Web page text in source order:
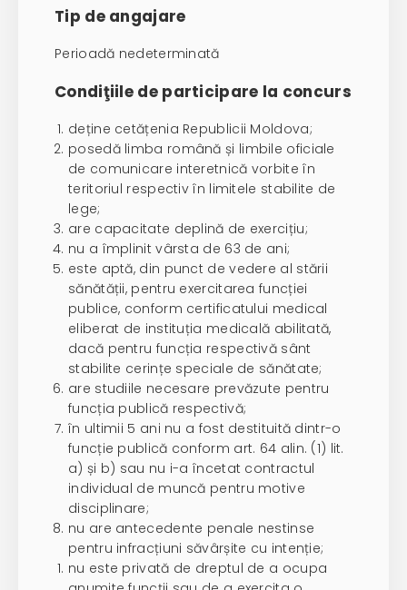
Tip de angajare
Perioadă nedeterminată
Condiţiile de participare la concurs
deține cetățenia Republicii Moldova;
posedă limba română și limbile oficiale
de comunicare interetnică vorbite în
teritoriul respectiv în limitele stabilite de
lege;
are capacitate deplină de exercițiu;
nu a împlinit vârsta de 63 de ani;
este aptă, din punct de vedere al stării
sănătății, pentru exercitarea funcției
publice, conform certificatului medical
eliberat de instituția medicală abilitată,
dacă pentru funcția respectivă sânt
stabilite cerințe speciale de sănătate;
are studiile necesare prevăzute pentru
funcția publică respectivă;
în ultimii 5 ani nu a fost destituită dintr-o
funcție publică conform art. 64 alin. (1) lit.
a) și b) sau nu i-a încetat contractul
individual de muncă pentru motive
disciplinare;
nu are antecedente penale nestinse
pentru infracțiuni săvârșite cu intenție;
nu este privată de dreptul de a ocupa